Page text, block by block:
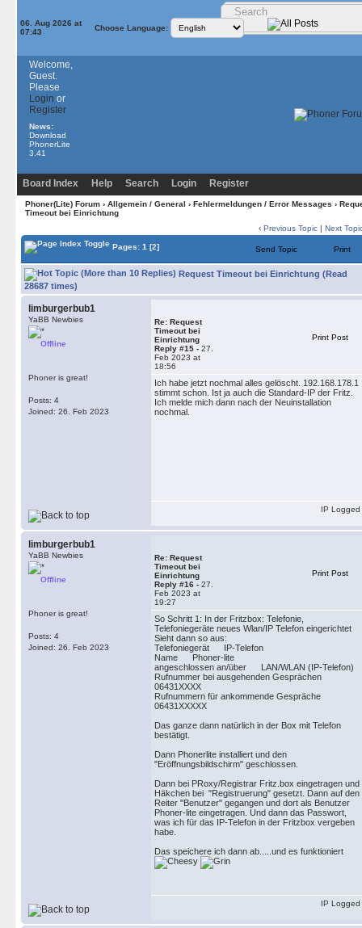
06. Aug 2026 at
07:43
Choose Language:
Welcome,
Guest.
Please
Login or
Register
News:
Download
PhonerLite
3.41
Board Index Help Search Login Register
Phoner(Lite) Forum› Allgemein / General › Fehlermeldungen / Error Messages ›
Timeout bei Einrichtung
‹ Previous Topic | Next
Pages: 1 [2] Send Topic Print
Request Timeout bei Einrichtung (Read
28687 times)
limburgerbub1
YaBB Newbies
Offline
Phoner is great!
Posts: 4
Joined: 26. Feb 2023
Re: Request
Timeout bei
Einrichtung
Reply #15 - 27.
Feb 2023 at
18:56
Print Post
Ich habe jetzt nochmal alles gelöscht. 192.168.178.1
stimmt schon. Ist ja auch die Standard-IP der Fritz.
Ich melde mich dann nach der Neuinstallation
nochmal.
IP Logged
limburgerbub1
YaBB Newbies
Offline
Phoner is great!
Posts: 4
Joined: 26. Feb 2023
Re: Request
Timeout bei
Einrichtung
Reply #16 - 27.
Feb 2023 at
19:27
Print Post
So Schritt 1: In der Fritzbox: Telefonie,
Telefoniegeräte neues Wlan/IP Telefon eingerichtet
Sieht dann so aus:
Telefoniegerät IP-Telefon
Name Phoner-lite
angeschlossen an/über LAN/WLAN (IP-Telefon)
Rufnummer bei ausgehenden Gesprächen
06431XXXX
Rufnummern für ankommende Gespräche
06431XXXXX
Das ganze dann natürlich in der Box mit Telefon
bestätigt.
Dann Phonerlite installiert und den
"Eröffnungsbildschirm" geschlossen.
Dann bei PRoxy/Registrar Fritz.box eingetragen und
Häkchen bei "Registruerung" gesetzt. Dann auf den
Reiter "Benutzer" gegangen und dort als Benutzer
Phoner-lite eingetragen. Und dann das Passwort,
was ich für das IP-Telefon in der Fritzbox vergeben
habe.
Das speichere ich dann ab.....und es funktioniert
IP Logged